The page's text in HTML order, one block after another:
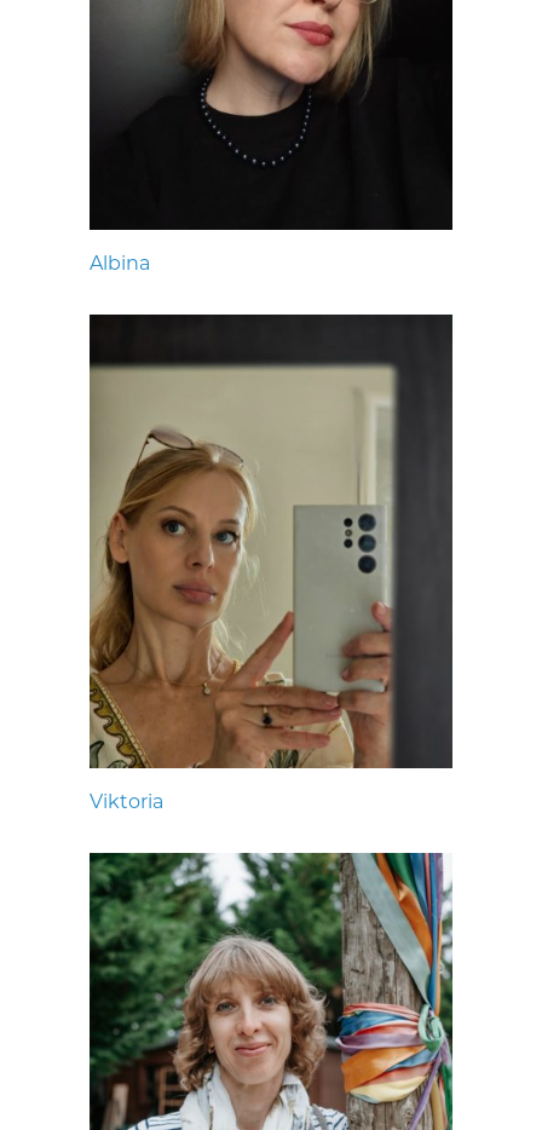
Albina
Viktoria